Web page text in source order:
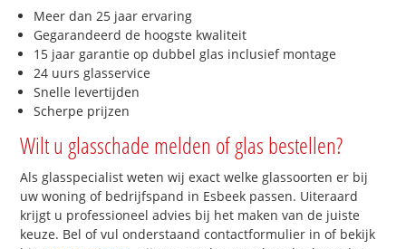
Meer dan 25 jaar ervaring
Gegarandeerd de hoogste kwaliteit
15 jaar garantie op dubbel glas inclusief montage
24 uurs glasservice
Snelle levertijden
Scherpe prijzen
Wilt u glasschade melden of glas bestellen?
Als glasspecialist weten wij exact welke glassoorten er bij
uw woning of bedrijfspand in Esbeek passen. Uiteraard
krijgt u professioneel advies bij het maken van de juiste
keuze. Bel of vul onderstaand contactformulier in of bekijk